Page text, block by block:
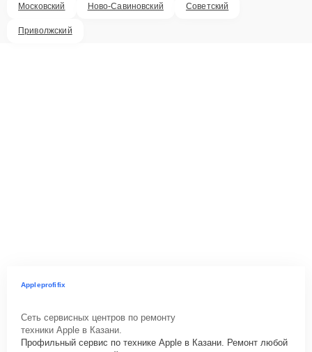
Московский Ново-Савиновский Советский
Приволжский
Appleprofifix
Сеть сервисных центров по ремонту
техники Apple в Казани.
Профильный сервис по технике Apple в Казани. Ремонт любой